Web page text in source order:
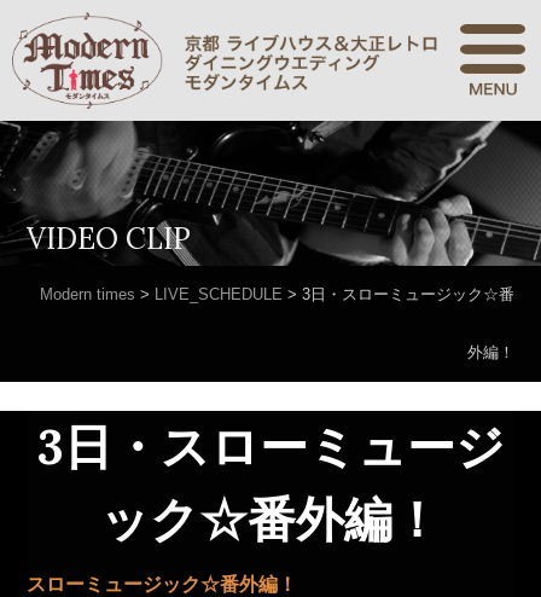
VIDEO CLIP
Modern times > LIVE_SCHEDULE > 3日・スローミュージック☆番
外編！
3日・スローミュージ
ック☆番外編！
スローミュージック☆番外編！